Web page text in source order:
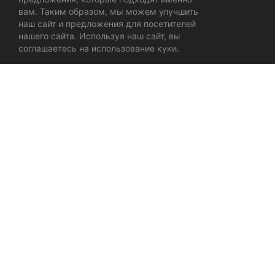
вам. Таким образом, мы можем улучшить
наш сайт и предложения для посетителей
нашего сайта. Используя наш сайт, вы
соглашаетесь на использование куки.